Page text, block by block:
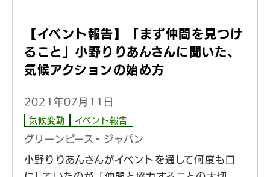
【イベント報告】「まず仲間を見つけ
ること」小野りりあんさんに聞いた、
気候アクションの始め方
2021年07月11日
気候変動 イベント報告
グリーンピース・ジャパン
小野りりあんさんがイベントを通して何度も口